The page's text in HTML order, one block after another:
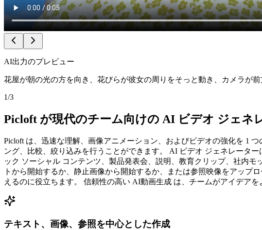
AI出力のプレビュー
花屋が朝の光の方を向き、花びらが彼女の周りをそっと動き、カメラが前
1/3
Picloft が現代のチーム向けの AI ビデオ ジェネ
Picloft は、迅速な理解、画像アニメーション、およびビデオの強化を 1
ング、比較、絞り込みを行うことができます。 AI ビデオ ジェネレータ
ック ソーシャル コンテンツ、製品発表会、説明、教育クリップ、社内
トから開始するか、静止画像から開始するか、または参照映像をアッ
えるのに役立ちます。 信頼性の高い AI動画生成 は、チームがアイデア
テキスト、画像、参照を中心とした作成